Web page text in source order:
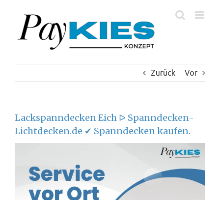
springen
Zurück Vor
Lackspanndecken Eich ᐅ Spanndecken-
Lichtdecken.de ✔ Spanndecken kaufen.